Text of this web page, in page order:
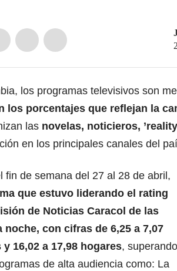
los programas televisivos son
los porcentajes que reflejan la
las novelas, noticieros,
en los principales canales del
fin de semana del 27 al 28 de abril,
que estuvo liderando el rating
de Noticias Caracol de las
noche, con cifras de 6,25 a 7,07
y 16,02 a 17,98 hogares, superando
de alta audiencia como: La